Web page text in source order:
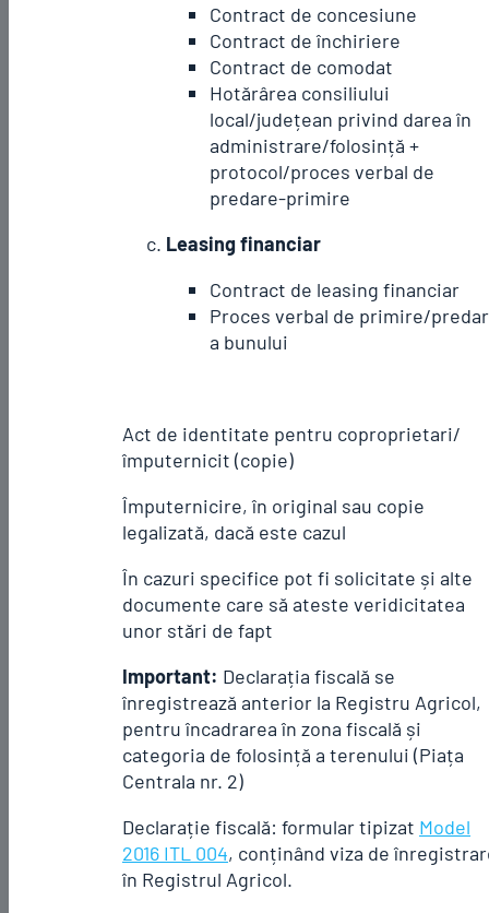
Contract de concesiune
Contract de închiriere
Contract de comodat
Hotărârea consiliului
local/județean privind darea în
administrare/folosință +
protocol/proces verbal de
predare-primire
Leasing financiar
Contract de leasing financiar
Proces verbal de primire/
a bunului
Act de identitate pentru coproprietari/
împuternicit (copie)
Împuternicire, în original sau copie
legalizată, dacă este cazul
În cazuri specifice pot fi solicitate și alte
documente care să ateste veridicitatea
unor stări de fapt
Important: Declarația fiscală se
înregistrează anterior la Registru Agricol,
pentru încadrarea în zona fiscală și
categoria de folosință a terenului (Piața
Centrala nr. 2)
Declarație fiscală: formular tipizat Model
2016 ITL 004, conținând viza de
în Registrul Agricol.